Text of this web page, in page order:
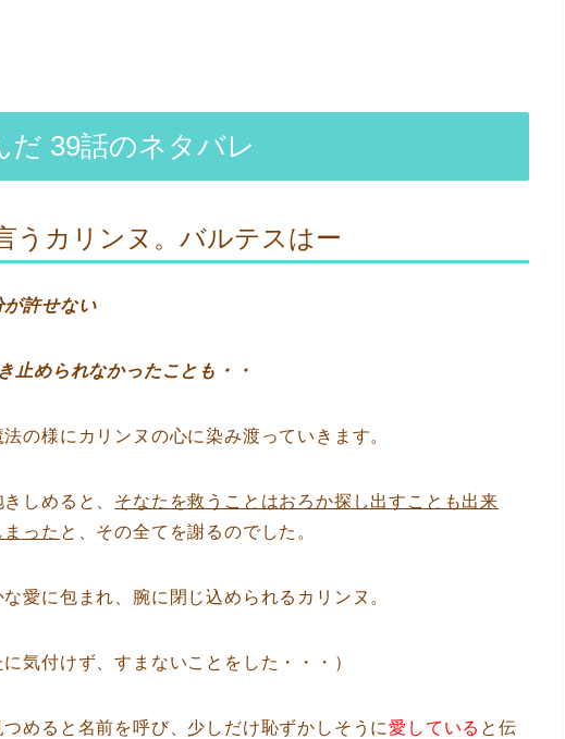
だ 39話のネタバレ
うカリンヌ。バルテスはー
が許せない
止められなかったことも・ ・
の様にカリンヌの心に染み渡っていきます。
しめると、 そなたを救うことはおろか探し出すことも出来
った と、その全てを謝るのでした。
愛に包まれ、腕に閉じ込められるカリンヌ。
気付けず、すまないことをした・・・）
めると名前を呼び、少しだけ恥ずかしそうに愛している と伝